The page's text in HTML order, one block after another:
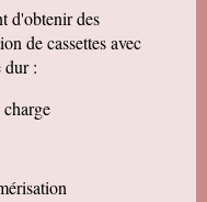
d'obtenir des
de cassettes avec
dur :
charge